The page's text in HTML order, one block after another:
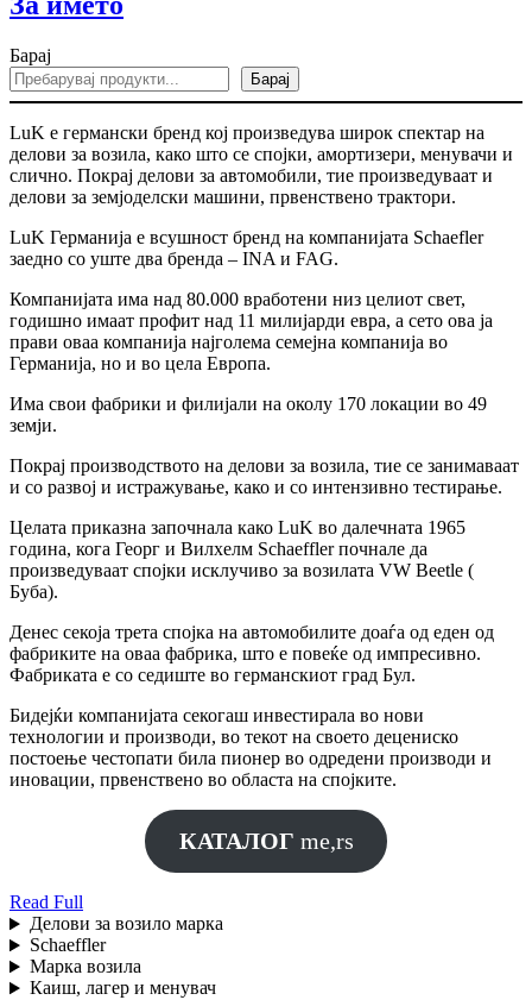
Барај
Барај
LuK е германски бренд кој произведува широк спектар на
делови за возила, како што се спојки, амортизери, менувачи и
слично. Покрај делови за автомобили, тие произведуваат и
делови за земјоделски машини, првенствено трактори.
LuK Германија е всушност бренд на компанијата Schaefler
заедно со уште два бренда – INA и FAG.
Компанијата има над 80.000 вработени низ целиот свет,
годишно имаат профит над 11 милијарди евра, а сето ова ја
прави оваа компанија најголема семејна компанија во
Германија, но и во цела Европа.
Има свои фабрики и филијали на околу 170 локации во 49
земји.
Покрај производството на делови за возила, тие се занимаваат
и со развој и истражување, како и со интензивно тестирање.
Целата приказна започнала како LuK во далечната 1965
година, кога Георг и Вилхелм Schaeffler почнале да
произведуваат спојки исклучиво за возилата VW Beetle (
Буба).
Денес секоја трета спојка на автомобилите доаѓа од еден од
фабриките на оваа фабрика, што е повеќе од импресивно.
Фабриката е со седиште во германскиот град Бул.
Бидејќи компанијата секогаш инвестирала во нови
технологии и производи, во текот на своето децениско
постоење честопати била пионер во одредени производи и
иновации, првенствено во областа на спојките.
КАТАЛОГ me,rs
Read Full
Full
Делови за возило марка
Schaeffler
Марка возила
Каиш, лагер и менувач